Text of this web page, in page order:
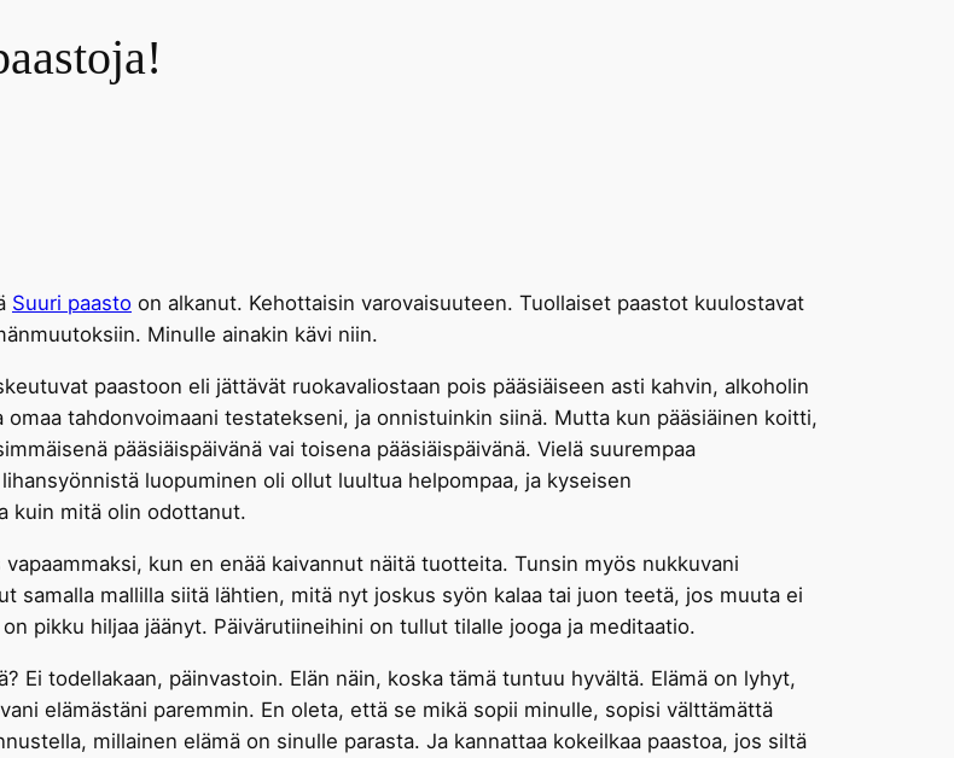
Suuri paasto on alkanut. Kehottaisin varovaisuuteen. Tuollaiset paastot kuulostavat
Minulle ainakin kävi niin.
paastoon eli jättävät ruokavaliostaan pois pääsiäiseen asti kahvin, alkoholin
tahdonvoimaani testatekseni, ja onnistuinkin siinä. Mutta kun pääsiäinen koitti,
pääsiäispäivänä vai toisena pääsiäispäivänä. Vielä suurempaa
luopuminen oli ollut luultua helpompaa, ja kyseisen
kuin mitä olin odottanut.
kun en enää kaivannut näitä tuotteita. Tunsin myös nukkuvani
samalla mallilla siitä lähtien, mitä nyt joskus syön kalaa tai juon teetä, jos muuta ei
pikku hiljaa jäänyt. Päivärutiineihini on tullut tilalle jooga ja meditaatio.
Ei todellakaan, päinvastoin. Elän näin, koska tämä tuntuu hyvältä. Elämä on lyhyt,
elämästäni paremmin. En oleta, että se mikä sopii minulle, sopisi välttämättä
millainen elämä on sinulle parasta. Ja kannattaa kokeilkaa paastoa, jos siltä